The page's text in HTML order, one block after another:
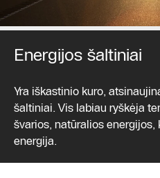
Energijos šaltiniai
Yra iškastinio kuro,
šaltiniai. Vis labiau ryškėja
švarios, natūralios energijos,
energija.